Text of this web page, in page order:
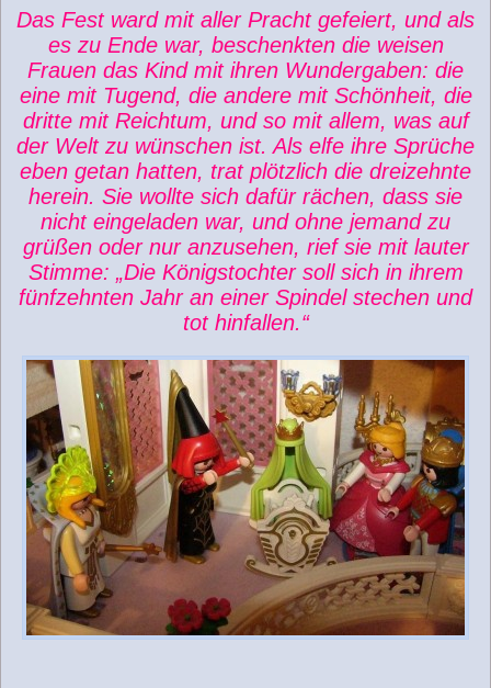
Das Fest ward mit aller Pracht gefeiert, und als
es zu Ende war, beschenkten die weisen
Frauen das Kind mit ihren Wundergaben: die
eine mit Tugend, die andere mit Schönheit, die
dritte mit Reichtum, und so mit allem, was auf
der Welt zu wünschen ist. Als elfe ihre Sprüche
eben getan hatten, trat plötzlich die dreizehnte
herein. Sie wollte sich dafür rächen, dass sie
nicht eingeladen war, und ohne jemand zu
grüßen oder nur anzusehen, rief sie mit lauter
Stimme: „Die Königstochter soll sich in ihrem
fünfzehnten Jahr an einer Spindel stechen und
tot hinfallen.“